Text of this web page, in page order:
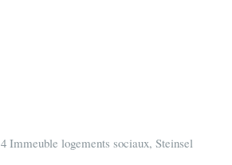
4 Immeuble logements sociaux, Steinsel